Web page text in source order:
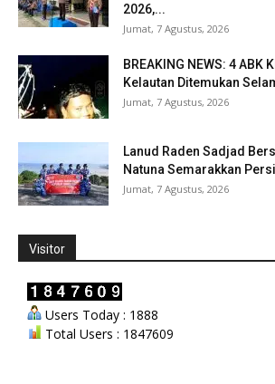
2026,...
Jumat, 7 Agustus, 2026
BREAKING NEWS: 4
Kelautan Ditemukan
Jumat, 7 Agustus, 2026
Lanud Raden Sadjad
Natuna Semarakkan
Jumat, 7 Agustus, 2026
Visitor
Users Today : 1888
Total Users : 1847609